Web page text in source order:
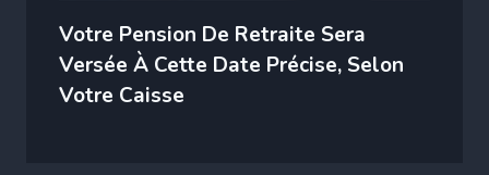
Votre Pension De Retraite Sera
Versée À Cette Date Précise, Selon
Votre Caisse